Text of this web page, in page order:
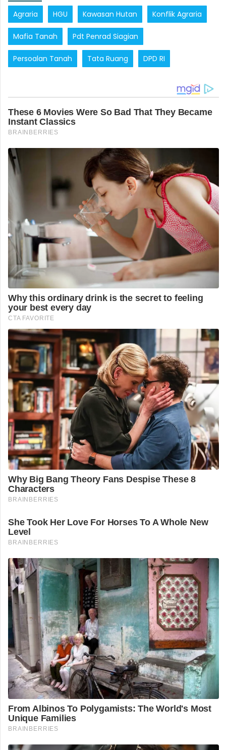
Agraria HGU Kawasan Hutan Konflik Agraria
Mafia Tanah Pdt Penrad Siagian
Persoalan Tanah Tata Ruang DPD RI